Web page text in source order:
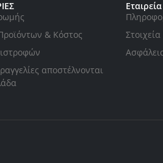
& Κόστος
αποστέλνονται
Εταιρεία